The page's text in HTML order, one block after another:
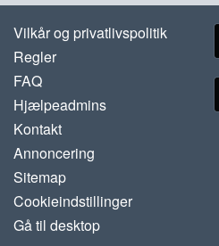
Vilkår og privatlivspolitik
Regler
FAQ
Hjælpeadmins
Kontakt
Annoncering
Sitemap
Cookieindstillinger
Gå til desktop